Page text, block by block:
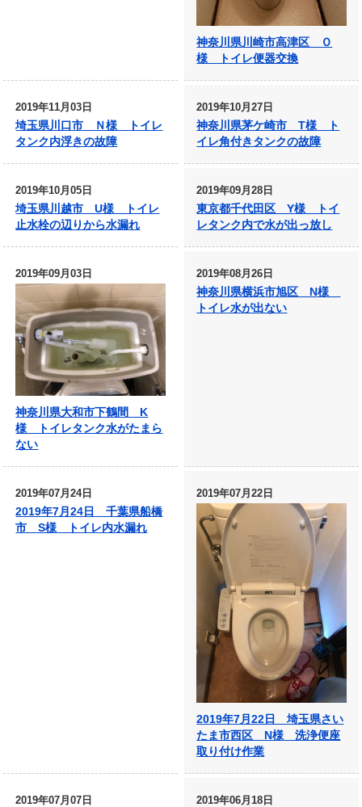
神奈川県川崎市高津区 Ｏ
様 トイレ便器交換
2019年11月03日
埼玉県川口市 Ｎ様 トイレ
タンク内浮きの故障
2019年10月27日
神奈川県茅ケ崎市 T様 ト
イレ角付きタンクの故障
2019年10月05日
埼玉県川越市 U様 トイレ
止水栓の辺りから水漏れ
2019年09月28日
東京都千代田区 Y様 トイ
レタンク内で水が出っ放し
2019年09月03日
神奈川県大和市下鶴間 K
様 トイレタンク水がたまら
ない
2019年08月26日
神奈川県横浜市旭区 N様
トイレ水が出ない
2019年07月24日
2019年7月24日 千葉県船橋
市 S様 トイレ内水漏れ
2019年07月22日
2019年7月22日 埼玉県さい
たま市西区 N様 洗浄便座
取り付け作業
2019年07月07日 2019年06月18日